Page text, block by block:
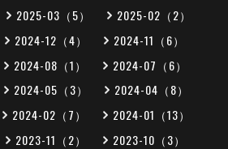
2025-03（5）
2025-02（2）
2024-12（4）
2024-11（6）
2024-08（1）
2024-07（6）
2024-05（3）
2024-04（8）
2024-02（7）
2024-01（13）
2023-11（2）
2023-10（3）